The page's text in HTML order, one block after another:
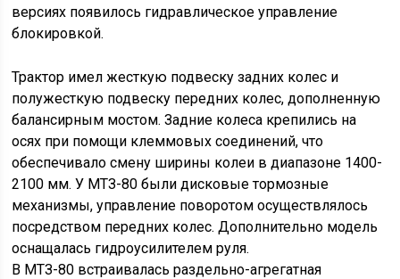
версиях появилось гидравлическое управление
блокировкой.
Трактор имел жесткую подвеску задних колес и
полужесткую подвеску передних колес, дополненную
балансирным мостом. Задние колеса крепились на
осях при помощи клеммовых соединений, что
обеспечивало смену ширины колеи в диапазоне 1400-
2100 мм. У МТЗ-80 были дисковые тормозные
механизмы, управление поворотом осуществлялось
посредством передних колес. Дополнительно модель
оснащалась гидроусилителем руля.
В МТЗ-80 встраивалась раздельно-агрегатная